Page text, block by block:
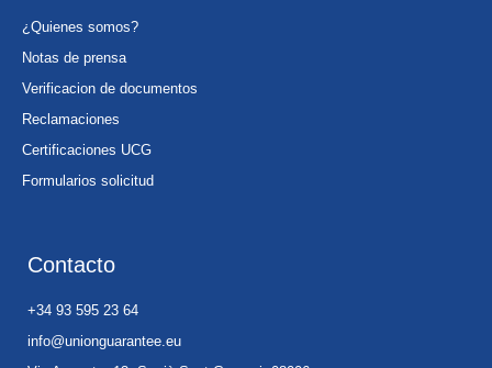
¿Quienes somos?
Notas de prensa
Verificacion de documentos
Reclamaciones
Certificaciones UCG
Formularios solicitud
Contacto
+34 93 595 23 64
info@unionguarantee.eu